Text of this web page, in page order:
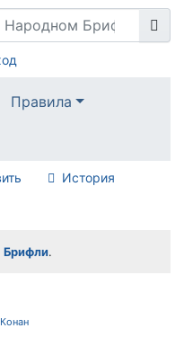
Правила
История
Брифли.